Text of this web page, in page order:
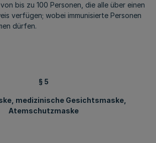
bis zu 100 Personen, die alle über einen
verfügen; wobei immunisierte Personen
dürfen.
§ 5
medizinische Gesichtsmaske,
Atemschutzmaske